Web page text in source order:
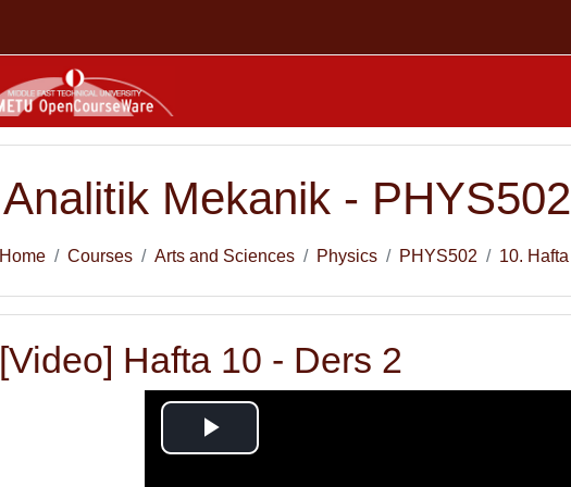
Analitik Mekanik - PHYS502
Home Courses Arts and Sciences Physics PHYS502 10. Hafta
[Video] Hafta 10 - Ders 2
Play